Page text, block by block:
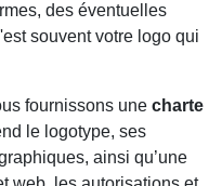
des éventuelles
souvent votre logo qui
fournissons une charte
le logotype, ses
ainsi qu’une